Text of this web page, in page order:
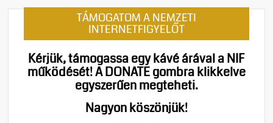
TÁMOGATOM A NEMZETI
INTERNETFIGYELŐT
Kérjük, támogassa egy kávé árával a NIF
működését!A DONATE gombra klikkelve
egyszerűen megteheti.
Nagyon köszönjük!